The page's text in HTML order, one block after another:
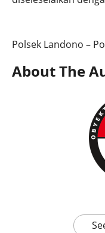
Polsek Landono –
About The